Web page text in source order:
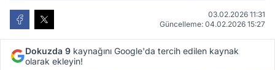
03.02.2026 11:31
Güncelleme: 04.02.2026 15:27
Dokuzda 9 kaynağını Google'da tercih edilen kaynak
olarak ekleyin!